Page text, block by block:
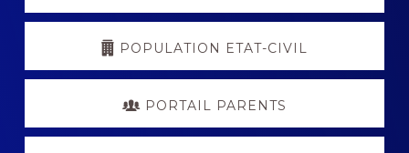
POPULATION ETAT-CIVIL
PORTAIL PARENTS